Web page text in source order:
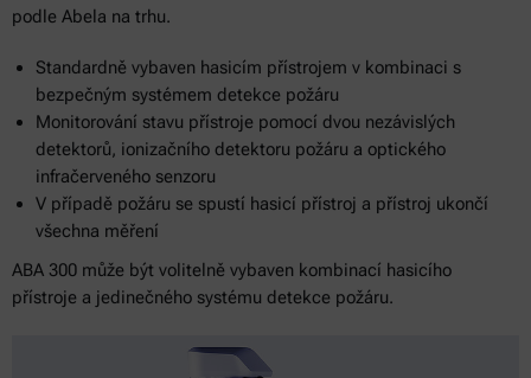
podle Abela na trhu.
Standardně vybaven hasicím přístrojem v kombinaci s
bezpečným systémem detekce požáru
Monitorování stavu přístroje pomocí dvou nezávislých
detektorů, ionizačního detektoru požáru a optického
infračerveného senzoru
V případě požáru se spustí hasicí přístroj a přístroj ukončí
všechna měření
ABA 300 může být volitelně vybaven kombinací hasicího
přístroje a jedinečného systému detekce požáru.